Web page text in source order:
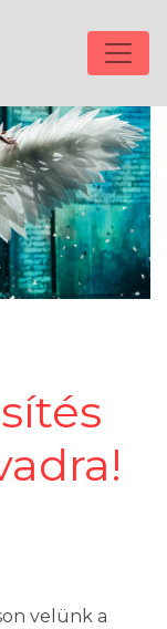
velünk a